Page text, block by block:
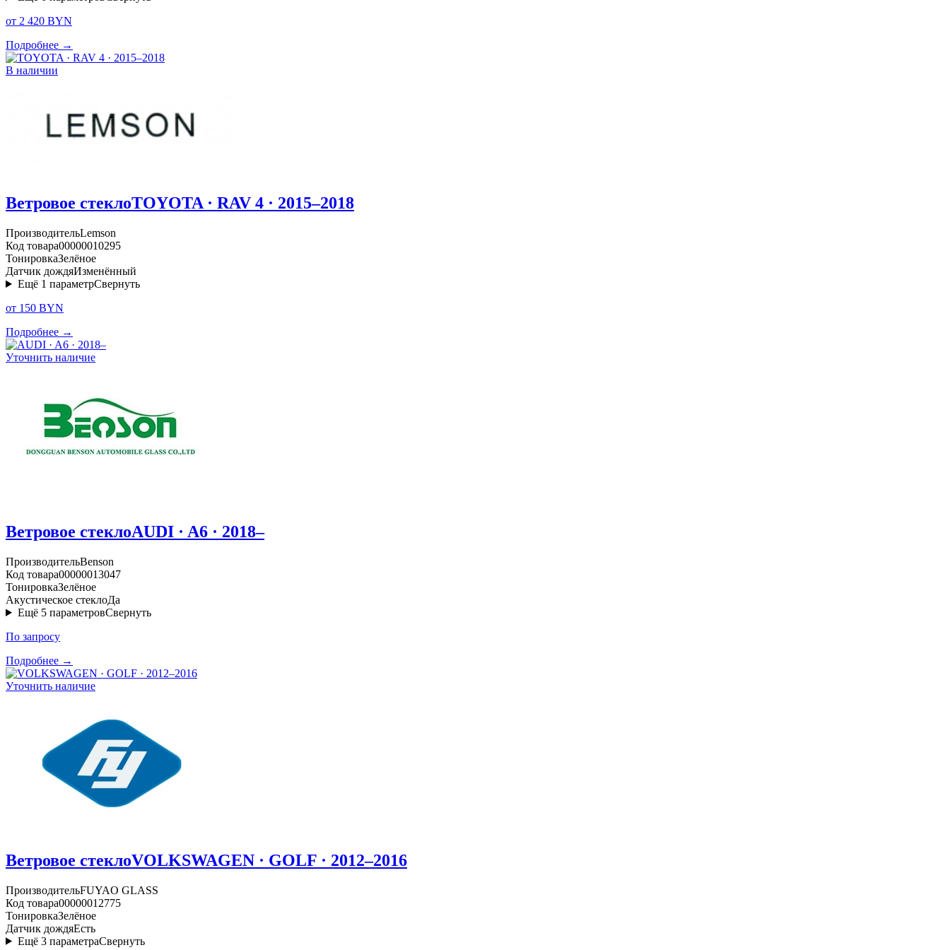
от 2 420 BYN
Подробнее →
В наличии
Ветровое стеклоTOYOTA · RAV 4 · 2015–2018
ПроизводительLemson
Код товара00000010295
ТонировкаЗелёное
Датчик дождяИзменённый
Ещё 1 параметрСвернуть
от 150 BYN
Подробнее →
Уточнить наличие
Ветровое стеклоAUDI · A6 · 2018–
ПроизводительBenson
Код товара00000013047
ТонировкаЗелёное
Акустическое стеклоДа
Ещё 5 параметровСвернуть
По запросу
Подробнее →
Уточнить наличие
Ветровое стеклоVOLKSWAGEN · GOLF · 2012–2016
ПроизводительFUYAO GLASS
Код товара00000012775
ТонировкаЗелёное
Датчик дождяЕсть
Ещё 3 параметраСвернуть